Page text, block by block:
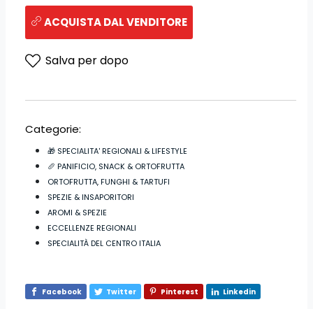
ACQUISTA DAL VENDITORE
Salva per dopo
Categorie:
🎁 SPECIALITA' REGIONALI & LIFESTYLE
🥖 PANIFICIO, SNACK & ORTOFRUTTA
ORTOFRUTTA, FUNGHI & TARTUFI
SPEZIE & INSAPORITORI
AROMI & SPEZIE
ECCELLENZE REGIONALI
SPECIALITÀ DEL CENTRO ITALIA
Facebook Twitter Pinterest Linkedin